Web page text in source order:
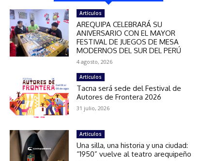
Artículos
AREQUIPA CELEBRARÁ SU
ANIVERSARIO CON EL MAYOR
FESTIVAL DE JUEGOS DE MESA
MODERNOS DEL SUR DEL PERÚ
4 agosto, 2026
Artículos
Tacna será sede del Festival de
Autores de Frontera 2026
31 julio, 2026
Artículos
Una silla, una historia y una ciudad:
“1950” vuelve al teatro arequipeño